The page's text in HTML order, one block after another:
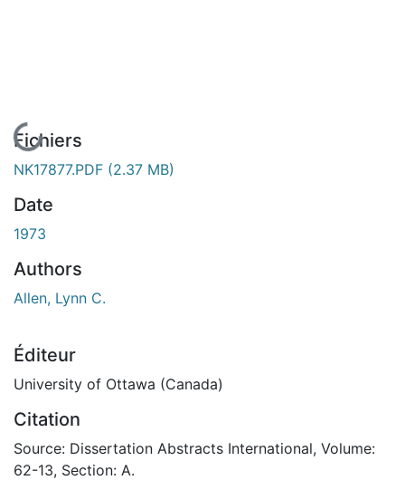
En cours de chargement...
Fichiers
NK17877.PDF (2.37 MB)
Date
1973
Authors
Allen, Lynn C.
Éditeur
University of Ottawa (Canada)
Citation
Source: Dissertation Abstracts International, Volume:
62-13, Section: A.